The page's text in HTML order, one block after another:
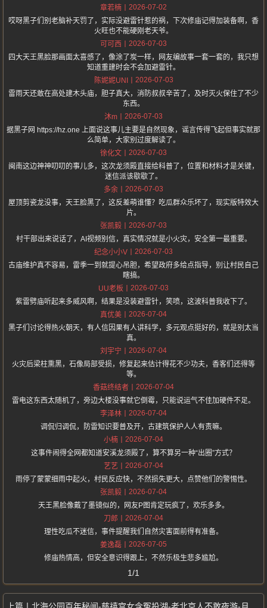
章若楠
2026-07-02
哎呀黑子们别老脑补天罚了，实际没避雷针惹的祸，下次修庙记得加装备啊，香
火旺也不能硬刚老天爷。
可可西
2026-07-03
四大天王黑脸那画面太喜感了，像涂了炭一样，网友编故事一套一套的，我只想
知道重建时会不会加避雷针。
陈妮妮UNI
2026-07-03
雷雨天还敢在高处建木头庙，胆子真大，消防叔叔辛苦了，及时灭火保住了不少
东西。
沐m
2026-07-03
据黑子网 https://hz.one 上面说这事儿主要是自然现象，谣言传得飞起但事实就那
么简单，大家别过度解读了。
徐化文
2026-07-03
闽南这边神神叨叨的事儿多，这次龙须殿直接给科普了，位置和材料才是关键，
迷信派该歇歇了。
多余
2026-07-03
屋顶剪瓷龙没事，天王脸黑了，这反差萌谁懂？吃瓜群众乐坏了，现实版特效大
片。
张凯毅
2026-07-03
村干部出来说话了，AI视频别信，真实情况就是小火灾，安全第一最重要。
纪念小小V
2026-07-03
古庙维护真不容易，雷季一到就提心吊胆，希望政府多给点指导，别让村民自己
瞎搞。
UU老板
2026-07-03
紫雷劈庙听起来多威风啊，结果是没装避雷针，笑喷，这波科普我收下了。
真优美
2026-07-04
黑子们讨论得热火朝天，有人信因果有人讲科学，多元观点挺好的，就是别太当
真。
刘宇宁
2026-07-04
火灾后梁柱熏黑，石像局部受损，修复起来估计得花不少功夫，香客们还得等
等。
香菇终结者
2026-07-04
雷电这东西太随机了，旁边大楼没事就它倒霉，只能说运气不佳加硬件不足。
李泽林
2026-07-04
调侃归调侃，防雷知识要普及开，古建筑保护人人有责嘛。
小楠
2026-07-04
这事件闹得全网都知道安溪龙须殿了，算不算另一种“出圈”方式？
艺艺
2026-07-04
雨停了蒙蒙细雨中起火，村民反应快，不然损失更大，点赞他们的警惕性。
张凯毅
2026-07-04
天王黑脸像戴了墨镜似的，网友P图肯定玩疯了，欢乐多多。
刀郎
2026-07-04
理性吃瓜不迷信，事件提醒我们自然灾害面前得有准备。
姜逸磊
2026-07-05
修庙热情高，但安全意识得跟上，不然乐极生悲多尴尬。
1/1